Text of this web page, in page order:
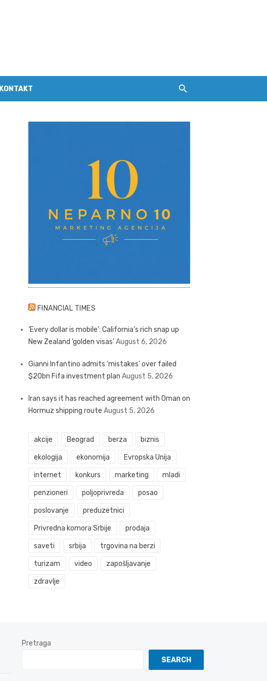
KONTAKT
FINANCIAL TIMES
‘Every dollar is mobile’: California’s rich snap up
New Zealand ‘golden visas’August 6, 2026
Gianni Infantino admits ‘mistakes’ over failed
$20bn Fifa investment plan August 5, 2026
Iran says it has reached agreement with Oman on
Hormuz shipping route August 5, 2026
akcije Beograd berza biznis
ekologija ekonomija Evropska Unija
internet konkurs marketing mladi
penzioneri poljoprivreda posao
poslovanje preduzetnici
Privredna komora Srbije prodaja
saveti srbija trgovina na berzi
turizam video zapošljavanje
zdravlje
Pretraga
SEARCH